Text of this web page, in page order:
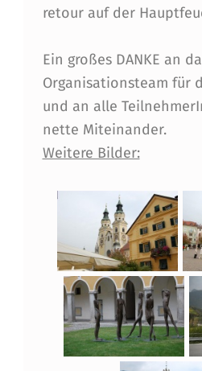
retour auf der
Ein großes DANKE an
Organisationsteam für
und an alle
nette Miteinander.
Weitere Bilder: